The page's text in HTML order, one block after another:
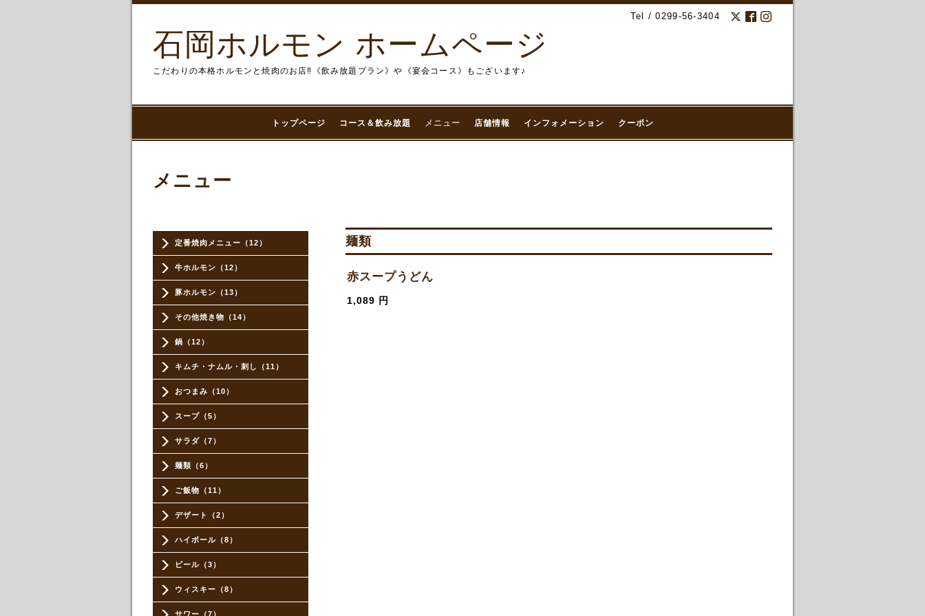
Tel / 0299-56-3404
石岡ホルモン ホームページ
こだわりの本格ホルモンと焼肉のお店‼︎《飲み放題プラン》や《宴会コース》もございます♪
トップページ コース＆飲み放題 メニュー 店舗情報 インフォメーション クーポン
定番焼肉メニュー（12）
牛ホルモン（12）
豚ホルモン（13）
その他焼き物（14）
鍋（12）
キムチ・ナムル・刺し（11）
おつまみ（10）
スープ（5）
サラダ（7）
麺類（6）
ご飯物（11）
デザート（2）
ハイボール（8）
ビール（3）
ウィスキー（8）
サワー（7）
メニュー
麺類
赤スープうどん
1,089 円